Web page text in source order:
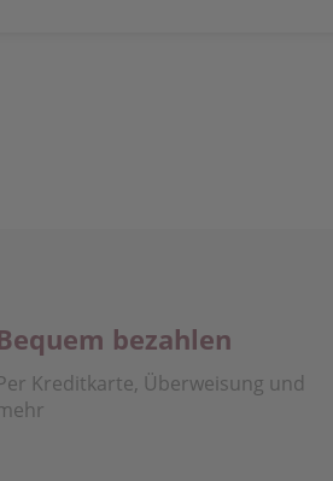
bezahlen
Kreditkarte, Überweisung und